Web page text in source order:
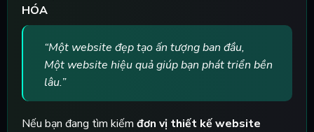
HÓA
“Một website đẹp tạo ấn tượng ban đầu,
Một website hiệu quả giúp bạn phát triển bền
lâu.”
Nếu bạn đang tìm kiếm đơn vị thiết kế website